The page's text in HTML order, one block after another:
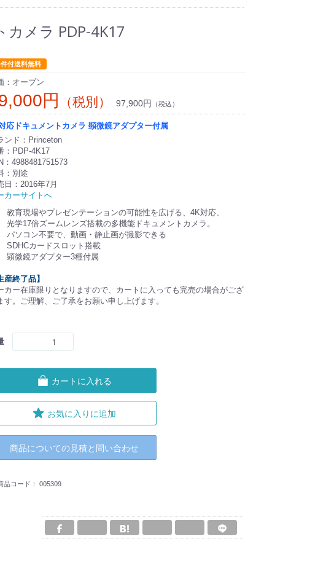
メラ PDP-4K17
付送料無料
：オープン
円 （税別） 97,900円 （税込）
応ドキュメントカメラ 顕微鏡アダプター付属
ンド：Princeton
：PDP-4K17
：4988481751573
：別途
日：2016年7月
カーサイトへ
教育現場やプレゼンテーションの可能性を広げる、4K対応、
光学17倍ズームレンズ搭載の多機能ドキュメントカメラ。
パソコン不要で、動画・静止画が撮影できる
SDHCカードスロット搭載
顕微鏡アダプター3種付属
産終了品】
カー在庫限りとなりますので、カートに入っても完売の場合がござ
す。ご理解、ご了承をお願い申し上げます。
カートに入れる
お気に入りに追加
商品についての見積と問い合わせ
品コード： 005309